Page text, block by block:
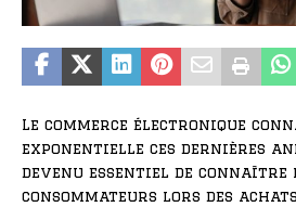
Le commerce électronique
exponentielle ces dernières
devenu essentiel de connaître
consommateurs lors des